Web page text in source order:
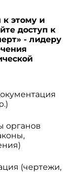
этому и
доступ к
- лидеру
органов
(чертежи,